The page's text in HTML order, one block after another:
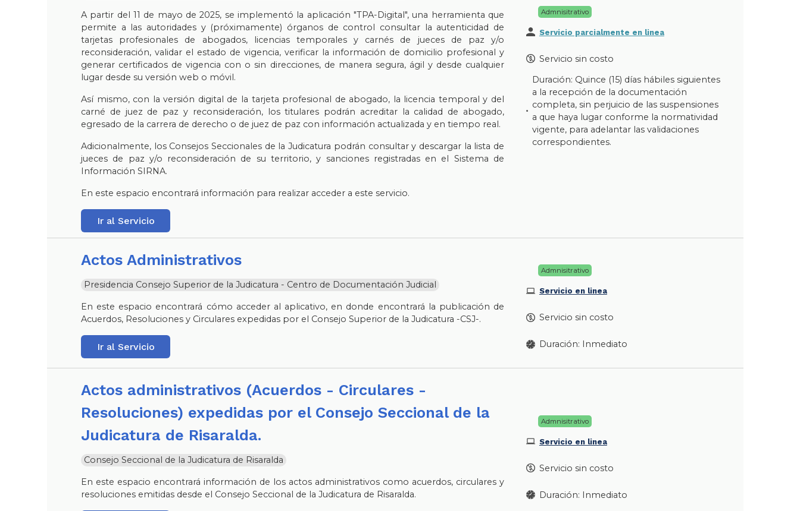
A partir del 11 de mayo de 2025, se implementó la aplicación "TPA-Digital", una herramienta que
permite a las autoridades y (próximamente) órganos de control consultar la autenticidad de
tarjetas profesionales de abogados, licencias temporales y carnés de jueces de paz y/o
reconsideración, validar el estado de vigencia, verificar la información de domicilio profesional y
generar certificados de vigencia con o sin direcciones, de manera segura, ágil y desde cualquier
lugar desde su versión web o móvil.
Así mismo, con la versión digital de la tarjeta profesional de abogado, la licencia temporal y del
carné de juez de paz y reconsideración, los titulares podrán acreditar la calidad de abogado,
egresado de la carrera de derecho o de juez de paz con información actualizada y en tiempo real.
Adicionalmente, los Consejos Seccionales de la Judicatura podrán consultar y descargar la lista de
jueces de paz y/o reconsideración de su territorio, y sanciones registradas en el Sistema de
Información SIRNA.
En este espacio encontrará información para realizar acceder a este servicio.
Ir al Servicio
Admnisitrativo
Servicio parcialmente en linea
Servicio sin costo
Duración: Quince (15) días hábiles siguientes
a la recepción de la documentación
completa, sin perjuicio de las suspensiones
a que haya lugar conforme la normatividad
vigente, para adelantar las validaciones
correspondientes.
Actos Administrativos
Presidencia Consejo Superior de la Judicatura - Centro de Documentación Judicial
En este espacio encontrará cómo acceder al aplicativo, en donde encontrará la publicación de
Acuerdos, Resoluciones y Circulares expedidas por el Consejo Superior de la Judicatura -CSJ-.
Ir al Servicio
Admnisitrativo
Servicio en linea
Servicio sin costo
Duración: Inmediato
Actos administrativos (Acuerdos - Circulares -
Resoluciones) expedidas por el Consejo Seccional de la
Judicatura de Risaralda.
Consejo Seccional de la Judicatura de Risaralda
En este espacio encontrará información de los actos administrativos como acuerdos, circulares y
resoluciones emitidas desde el Consejo Seccional de la Judicatura de Risaralda.
Admnisitrativo
Servicio en linea
Servicio sin costo
Duración: Inmediato